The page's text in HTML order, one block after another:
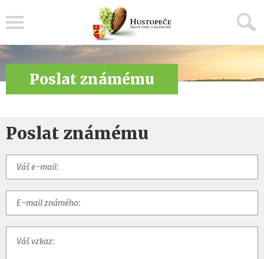
Poslat známému
Poslat známému